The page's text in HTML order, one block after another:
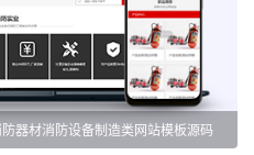
器材消防设备制造类网站模板源码